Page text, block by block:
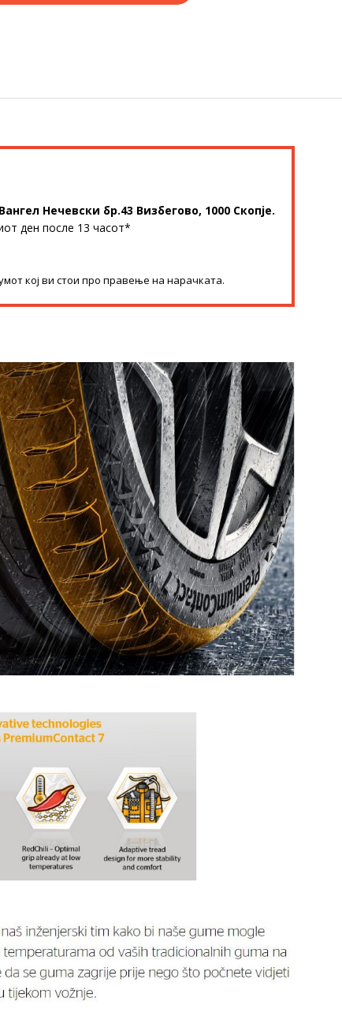
Нечевски бр.43 Визбегово, 1000 Скопје.
ден после 13 часот*
кој ви стои про правење на нарачката.